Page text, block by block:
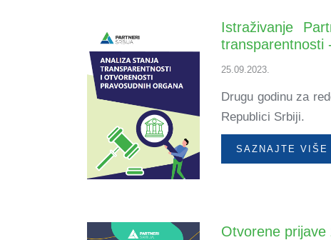
Istraživanje
transparentnosti
25.09.2023.
Drugu godinu za
Republici Srbiji.
SAZNAJTE VIŠE
Otvorene